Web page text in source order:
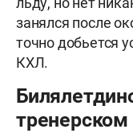
занялся после
точно добьется
КХЛ.